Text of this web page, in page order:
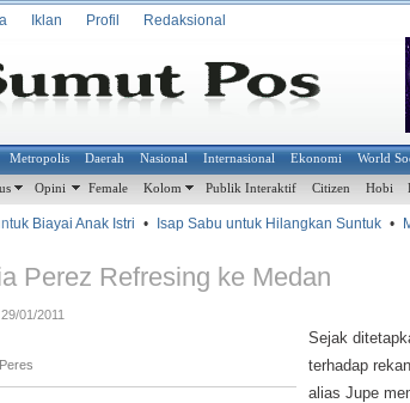
Iklan Profil Redaksional
Metropolis Daerah Nasional Internasional Ekonomi World
Opini Female Kolom Publik Interaktif Citizen Hobi
Biayai Anak Istri • Isap Sabu untuk Hilangkan Suntuk •
Perez Refresing ke Medan
01/2011
Sejak
terhadap
alias Jupe